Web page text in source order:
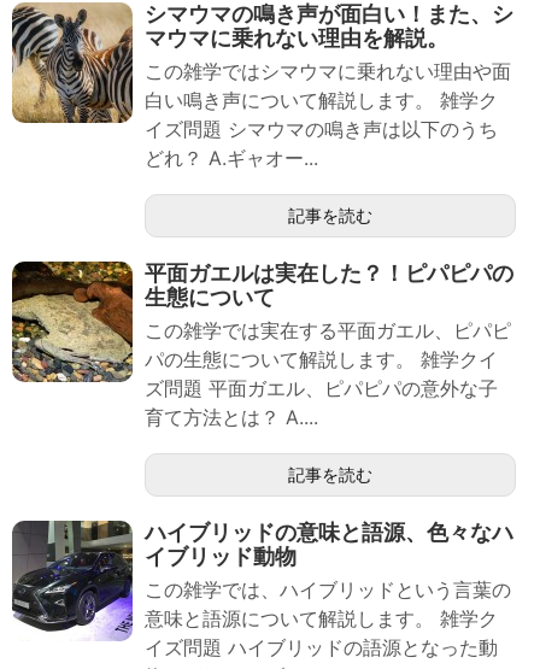
シマウマの鳴き声が面白い！また、シ
マウマに乗れない理由を解説。
この雑学ではシマウマに乗れない理由や面
白い鳴き声について解説します。 雑学ク
イズ問題 シマウマの鳴き声は以下のうち
どれ？ A.ギャオー...
記事を読む
平面ガエルは実在した？！ピパピパの
生態について
この雑学では実在する平面ガエル、ピパピ
パの生態について解説します。 雑学クイ
ズ問題 平面ガエル、ピパピパの意外な子
育て方法とは？ A....
記事を読む
ハイブリッドの意味と語源、色々なハ
イブリッド動物
この雑学では、ハイブリッドという言葉の
意味と語源について解説します。 雑学ク
イズ問題 ハイブリッドの語源となった動